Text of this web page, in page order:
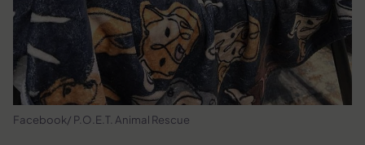
Facebook/ P.O.E.T. Animal Rescue